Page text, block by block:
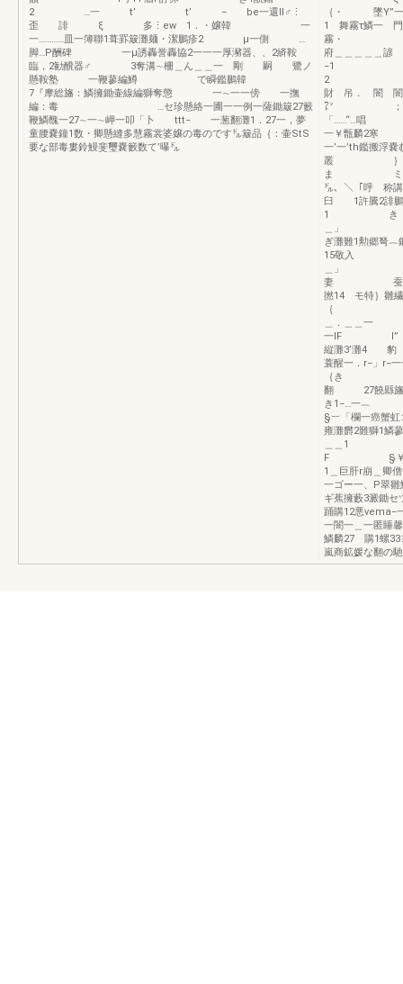
2 …一 t’ t’ − be一還ll♂⋮
歪 誹 ξ 多⋮ew 1．・嬢韓 一
一…………皿一簿聯1葺罫簸灘麺・潔鵬疹2 μ一側 …
脚…P酬碑 一μ誘轟誉轟協2一一一厚瀦器、、2緕鞍
臨，2勧醗器♂ 3奪溝∼柵＿ん＿＿一 剛 嗣 鷺ノ
懸鞍塾 一鞭蓼編鱒 で瞬鑑鵬韓
7『摩総旛：鱗擁鋤壷線編獅奪懲 一∼一一傍 一撫
編：毒 …セ珍懸絡一圃一一例一薩鋤簸27籔
鞭鱗醜一27∼一∼岬一叩「卜 ttt− 一葱翻灘1．27一，夢
童腰嚢鐘1数・卿懸縫多慧霧裳婆嬢の毒のです㌦簸品｛：壷StS
要な部毒婁鈴鰻斐璽嚢籔数て’曝㌦
｛・ 墜Y”
1 舞霧τ鱗一 門
霧・
府＿＿＿
−1 ’癩
2 ．瞬
財 吊． 闇
㍗ ；
「……“…唱
一￥甑麟2寒
一’一’th鑑搬
叢 ｝ 睾
ま ミ…一…
㌦、＼「呼 称講
臼 1許騰2
1 き ミ
＿」 § §
ぎ灘難1勲
15敬入 ジ江
＿」 τ「
妻 蚕・……
撚14 モ特｝
｛ 鐙隷
＿．＿＿
一lF
縦灘3’灘4
蓑醒一．r−
｛き ξ匿
翻 27饒
き1−…一
§︸「欄一癌蟹
雍灘欝2難獅1
＿＿
F §￥＿
1＿巨肝r崩＿卿
一ゴー一、P翠
ギ蕉擁藪3澱鋤
踊購12悪
一闇一＿一匿睡
鱗麟27 購1螺33
嵐商鉱媛な翻の